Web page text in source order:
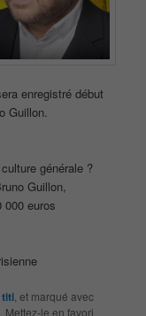
enregistré début
Guillon.
générale ?
Guillon,
000 euros
titi , et marqué avec
. Mettez-le en favori